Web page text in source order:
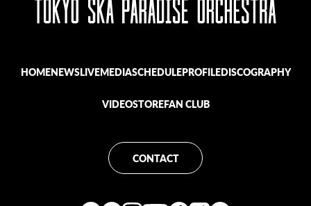
HOMENEWSLIVEMEDIASCHEDULEPROFILEDISCOGRAPHY
VIDEOSTOREFAN CLUB
CONTACT